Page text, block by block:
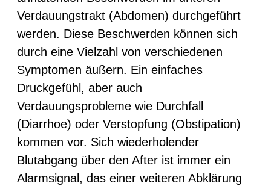
Verdauungstrakt (Abdomen) durchgeführt
werden. Diese Beschwerden können sich
durch eine Vielzahl von verschiedenen
Symptomen äußern. Ein einfaches
Druckgefühl, aber auch
Verdauungsprobleme wie Durchfall
(Diarrhoe) oder Verstopfung (Obstipation)
kommen vor. Sich wiederholender
Blutabgang über den After ist immer ein
Alarmsignal, das einer weiteren Abklärung